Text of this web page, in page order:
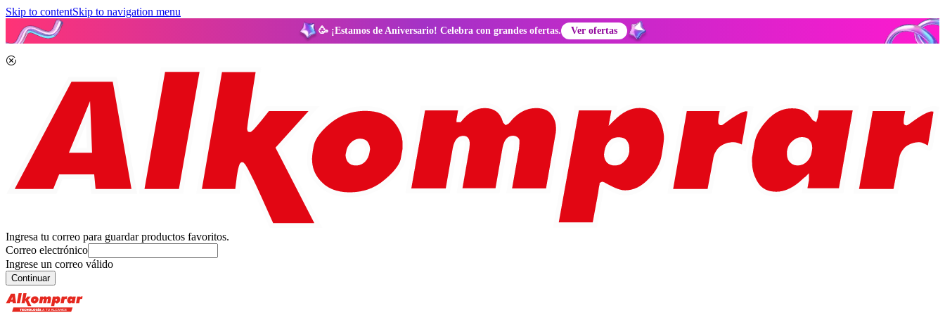
Skip to contentSkip to navigation menu
🥳 ¡Estamos de Aniversario! Celebra con grandes ofertas. Ver ofertas
Ingresa tu correo para guardar productos favoritos.
Correo electrónico
Ingrese un correo válido
Continuar